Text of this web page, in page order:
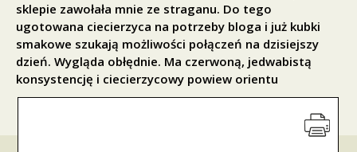
sklepie zawołała mnie ze straganu. Do tego
ugotowana ciecierzyca na potrzeby bloga i już kubki
smakowe szukają możliwości połączeń na dzisiejszy
dzień. Wygląda obłędnie. Ma czerwoną, jedwabistą
konsystencję i ciecierzycowy powiew orientu